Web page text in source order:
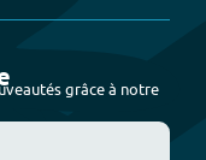
grâce à notre